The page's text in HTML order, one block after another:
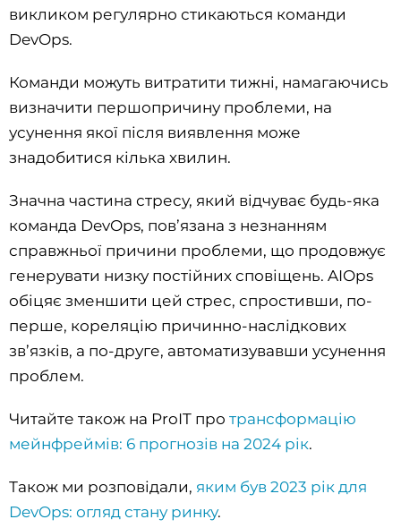
викликом регулярно стикаються команди
DevOps.
Команди можуть витратити тижні, намагаючись
визначити першопричину проблеми, на
усунення якої після виявлення може
знадобитися кілька хвилин.
Значна частина стресу, який відчуває будь-яка
команда DevOps, пов’язана з незнанням
справжньої причини проблеми, що продовжує
генерувати низку постійних сповіщень. AIOps
обіцяє зменшити цей стрес, спростивши, по-
перше, кореляцію причинно-наслідкових
зв’язків, а по-друге, автоматизувавши усунення
проблем.
Читайте також на ProIT про трансформацію
мейнфреймів: 6 прогнозів на 2024 рік.
Також ми розповідали, яким був 2023 рік для
DevOps: огляд стану ринку.